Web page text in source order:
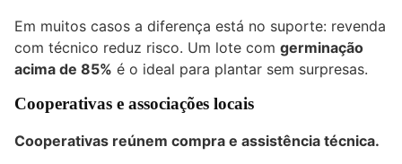
Em muitos casos a diferença está no suporte: revenda
com técnico reduz risco. Um lote com germinação
acima de 85% é o ideal para plantar sem surpresas.
Cooperativas e associações locais
Cooperativas reúnem compra e assistência técnica.